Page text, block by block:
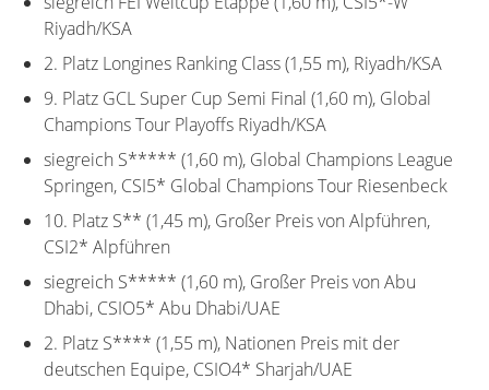
Riyadh/KSA
2. Platz Longines Ranking Class (1,55 m), Riyadh/KSA
9. Platz GCL Super Cup Semi Final (1,60 m), Global
Champions Tour Playoffs Riyadh/KSA
siegreich S***** (1,60 m), Global Champions League
Springen, CSI5* Global Champions Tour Riesenbeck
10. Platz S** (1,45 m), Großer Preis von Alpführen,
CSI2* Alpführen
siegreich S***** (1,60 m), Großer Preis von Abu
Dhabi, CSIO5* Abu Dhabi/UAE
2. Platz S**** (1,55 m), Nationen Preis mit der
deutschen Equipe, CSIO4* Sharjah/UAE